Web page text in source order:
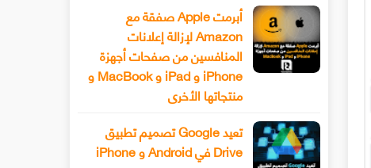
أبرمت Apple صفقة مع
Amazon لإزالة إعلانات
المنافسين من صفحات أجهزة
iPhone و iPad و MacBook و
منتجاتها الأخرى
تعيد Google تصميم تطبيق
Drive في Android و iPhone